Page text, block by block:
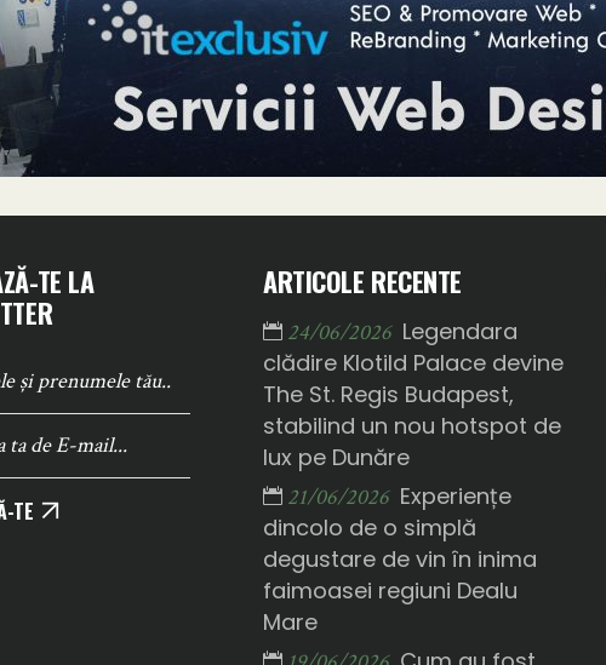
TE LA
TE
ARTICOLE RECENTE
24/06/2026 Legendara
clădire Klotild Palace devine
The St. Regis Budapest,
stabilind un nou hotspot de
lux pe Dunăre
21/06/2026 Experiențe
dincolo de o simplă
degustare de vin în inima
faimoasei regiuni Dealu
Mare